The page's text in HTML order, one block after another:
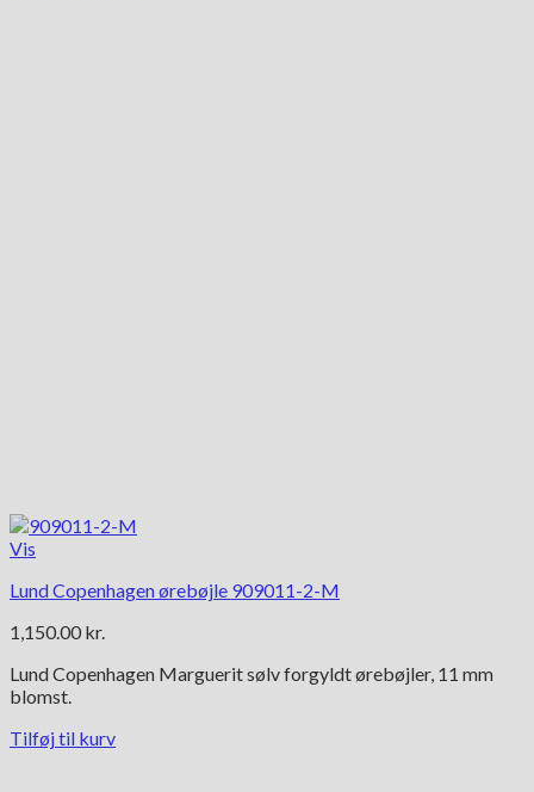
Vis
Lund Copenhagen ørebøjle 909011-2-M
1,150.00 kr.
Lund Copenhagen Marguerit sølv forgyldt ørebøjler, 11 mm
blomst.
Tilføj til kurv